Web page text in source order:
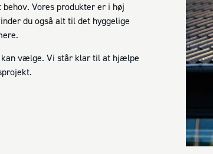
Vores produkter er i høj
du også alt til det hyggelige
kan vælge. Vi står klar til at hjælpe